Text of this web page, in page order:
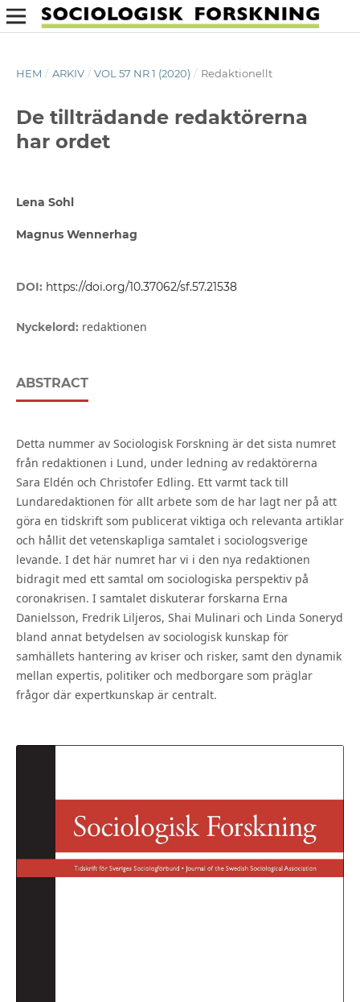
HEM / ARKIV / VOL 57 NR 1 (2020) / Redaktionellt
De tillträdande redaktörerna
har ordet
Lena Sohl
Magnus Wennerhag
DOI: https://doi.org/10.37062/sf.57.21538
Nyckelord: redaktionen
ABSTRACT
Detta nummer av Sociologisk Forskning är det sista numret
från redaktionen i Lund, under ledning av redaktörerna
Sara Eldén och Christofer Edling. Ett varmt tack till
Lundaredaktionen för allt arbete som de har lagt ner på att
göra en tidskrift som publicerat viktiga och relevanta artiklar
och hållit det vetenskapliga samtalet i sociologsverige
levande. I det här numret har vi i den nya redaktionen
bidragit med ett samtal om sociologiska perspektiv på
coronakrisen. I samtalet diskuterar forskarna Erna
Danielsson, Fredrik Liljeros, Shai Mulinari och Linda Soneryd
bland annat betydelsen av sociologisk kunskap för
samhällets hantering av kriser och risker, samt den dynamik
mellan expertis, politiker och medborgare som präglar
frågor där expertkunskap är centralt.